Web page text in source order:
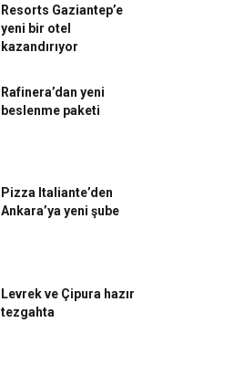
Resorts Gaziantep’e
yeni bir otel
kazandırıyor
Rafinera’dan yeni
beslenme paketi
Pizza Italiante’den
Ankara’ya yeni şube
Levrek ve Çipura hazır
tezgahta